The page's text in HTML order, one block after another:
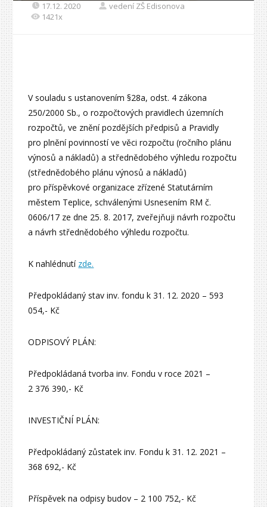
17.12. 2020
vedení ZŠ Edisonova
1421x
V souladu s ustanovením §28a, odst. 4 zákona
250/2000 Sb., o rozpočtových pravidlech územních
rozpočtů, ve znění pozdějších předpisů a Pravidly
pro plnění povinností ve věci rozpočtu (ročního plánu
výnosů a nákladů) a střednědobého výhledu rozpočtu
(střednědobého plánu výnosů a nákladů)
pro příspěvkové organizace zřízené Statutárním
městem Teplice, schválenými Usnesením RM č.
0606/17 ze dne 25. 8. 2017, zveřejňuji návrh rozpočtu
a návrh střednědobého výhledu rozpočtu.
K nahlédnutí zde.
Předpokládaný stav inv. fondu k 31. 12. 2020 – 593
054,- Kč
ODPISOVÝ PLÁN:
Předpokládaná tvorba inv. Fondu v roce 2021 –
2 376 390,- Kč
INVESTIČNÍ PLÁN:
Předpokládaný zůstatek inv. Fondu k 31. 12. 2021 –
368 692,- Kč
Příspěvek na odpisy budov – 2 100 752,- Kč